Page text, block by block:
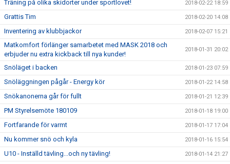
Träning på olika skidorter under sportlovet! 2018-02-22 18:59
Grattis Tim 2018-02-20 14:08
Inventering av klubbjackor 2018-02-07 15:21
Matkomfort förlänger samarbetet med MASK 2018 och
erbjuder nu extra kickback till nya kunder!
2018-01-31 20:02
Snöläget i backen 2018-01-23 07:59
Snöläggningen pågår - Energy kör 2018-01-22 14:58
Snökanonerna går för fullt 2018-01-21 12:39
PM Styrelsemöte 180109 2018-01-18 19:00
Fortfarande för varmt 2018-01-17 17:04
Nu kommer snö och kyla 2018-01-16 15:54
U10 - Inställd tävling...och ny tävling! 2018-01-14 21:27